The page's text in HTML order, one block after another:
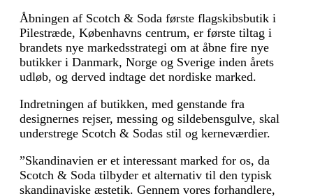
Åbningen af Scotch & Soda første flagskibsbutik i
Pilestræde, Københavns centrum, er første tiltag i
brandets nye markedsstrategi om at åbne fire nye
butikker i Danmark, Norge og Sverige inden årets
udløb, og derved indtage det nordiske marked.
Indretningen af butikken, med genstande fra
designernes rejser, messing og sildebensgulve, skal
understrege Scotch & Sodas stil og kerneværdier.
”Skandinavien er et interessant marked for os, da
Scotch & Soda tilbyder et alternativ til den typisk
skandinaviske æstetik. Gennem vores forhandlere,